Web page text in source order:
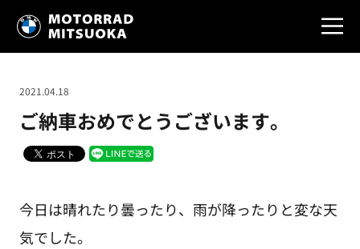
ご納車おめでとうございます。
2021.04.18
今日は晴れたり曇ったり、雨が降ったりと変な天
気でした。